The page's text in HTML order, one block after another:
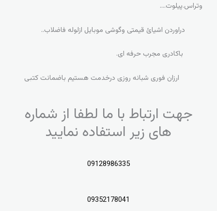
وتراس.پیلوت….
دراوردن اشیائ قیمتی وگوشی موبایل ازلوله فاضلاب..
باکادری مجرب حرفه ای.
ارزان فوری شبانه روزی درخدمت هستیم باضمانت کتبی
جهت ارتباط با ما لطفا از شماره
های زیر استفاده نمایید
09128986335
09352178041